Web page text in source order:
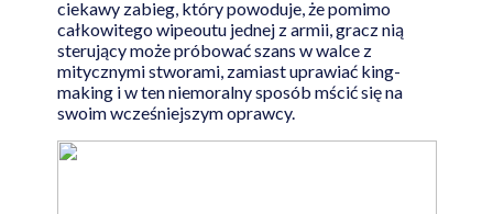
ciekawy zabieg, który powoduje, że pomimo
całkowitego wipeoutu jednej z armii, gracz nią
sterujący może próbować szans w walce z
mitycznymi stworami, zamiast uprawiać king-
making i w ten niemoralny sposób mścić się na
swoim wcześniejszym oprawcy.